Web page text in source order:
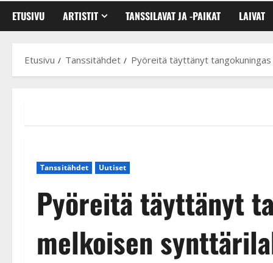
ETUSIVU ARTISTIT TANSSILAVAT JA -PAIKAT LAIVAT
Etusivu Tanssitähdet Pyöreitä täyttänyt
Tanssitähdet Uutiset
Pyöreitä täyttänyt
melkoisen